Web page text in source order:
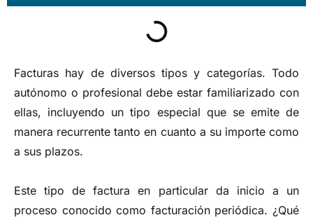
Facturas hay de diversos tipos y categorías. Todo
autónomo o profesional debe estar familiarizado con
ellas, incluyendo un tipo especial que se emite de
manera recurrente tanto en cuanto a su importe como
a sus plazos.
Este tipo de factura en particular da inicio a un
proceso conocido como facturación periódica. ¿Qué